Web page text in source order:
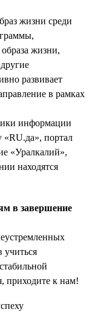
жизни среди
жизни,
развивает
в рамках
информации
«RU.да», портал
«Уралкалий»,
находятся
в завершение
учиться
приходите к нам!